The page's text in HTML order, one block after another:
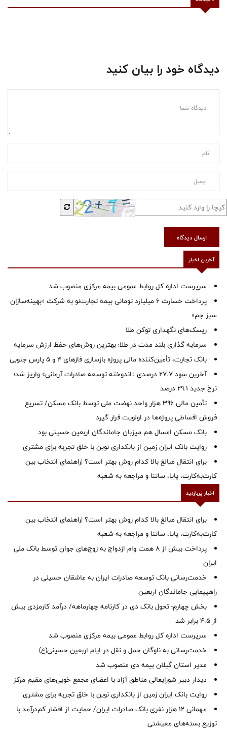
دیدگاه خود را بیان کنید
ارسال دیدگاه
آخرین اخبار
سرپرست اداره كل روابط عمومی بیمه مركزی منصوب شد
پرداخت خسارت ۶ میلیارد تومانی بیمه تجارت‌نو به شرکت «بهینه‌سازان
سبز جم»
ریسک‌های نگهداری توکن طلا
سرمایه گذاری بلند مدت در طلا؛ بهترین روش‌های حفظ ارزش سرمایه
بانک تجارت، تأمین‌کننده مالی پروژه بازسازی فازهای ۴ و ۵ پارس جنوبی
آخرین سود ۲۷.۷ درصدی «اندوخته توسعه صادرات آرمانی» واریز شد؛
نرخ جدید ۲۹.۱ درصد
تأمین مالی ۳۹۶ هزار واحد نهضت ملی توسط بانک مسکن/ تسریع
فروش اقساطی پروژه‌ها در اولویت قرار گیرد
بانک مسکن امسال هم میزبان جاماندگان اربعین حسینی بود
روایت بانک ایران زمین از بانکداری نوین با خلق تجربه برای مشتری
برای انتقال مبالغ بالا کدام روش بهتر است؟ |راهنمای انتخاب بین
کارت‌به‌کارت، پایا، ساتنا و مراجعه به شعبه
اخبار پربازدید
برای انتقال مبالغ بالا کدام روش بهتر است؟ |راهنمای انتخاب بین
کارت‌به‌کارت، پایا، ساتنا و مراجعه به شعبه
پرداخت بیش از ۸ همت وام ازدواج به زوج‌های جوان توسط بانک ملی
ایران
خدمت‌رسانی بانک توسعه صادرات ایران به عاشقان حسینی در
راهپیمایی جاماندگان اربعین
بخش چهارم؛ تحول بانک دی در کارنامه چهارماهه/ درآمد کارمزدی بیش
از ۴.۵ برابر شد
سرپرست اداره کل روابط عمومی بیمه مرکزی منصوب شد
خدمت‌رسانی به ناوگان حمل و نقل در ایام اربعین حسینی(ع)
‌مدیر استان گیلان بیمه دی منصوب شد
دیدار دبیر شورایعالی مناطق آزاد با اعضای مجمع خویی‌های مقیم مرکز
روایت بانک ایران زمین از بانکداری نوین با خلق تجربه برای مشتری
مهمانی ۱۲ هزار نفری بانک صادرات ایران/ حمایت از اقشار کم‌درآمد با
توزیع بسته‌های معیشتی